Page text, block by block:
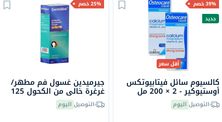
39% خصم
جديد
أقل سعر
كالسيوم سائل فيتابيوتكس
أوستيوكير - 2 × 200 مل
التوصيل اليوم
25% خصم
جيرميدين غسول فم مطهر/
غرغرة خالي من الكحول 125
ملالتوصيل اليوم